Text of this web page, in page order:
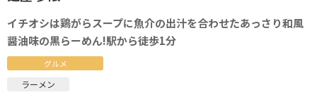
イチオシは鶏がらスープに魚介の出汁を合わせたあっさり和風
醤油味の黒らーめん!駅から徒歩1分
グルメ
ラーメン